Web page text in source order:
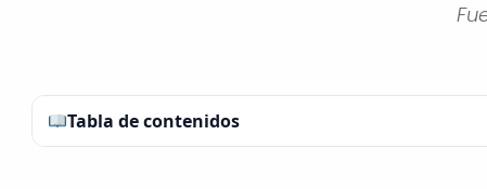
Tabla de contenidos